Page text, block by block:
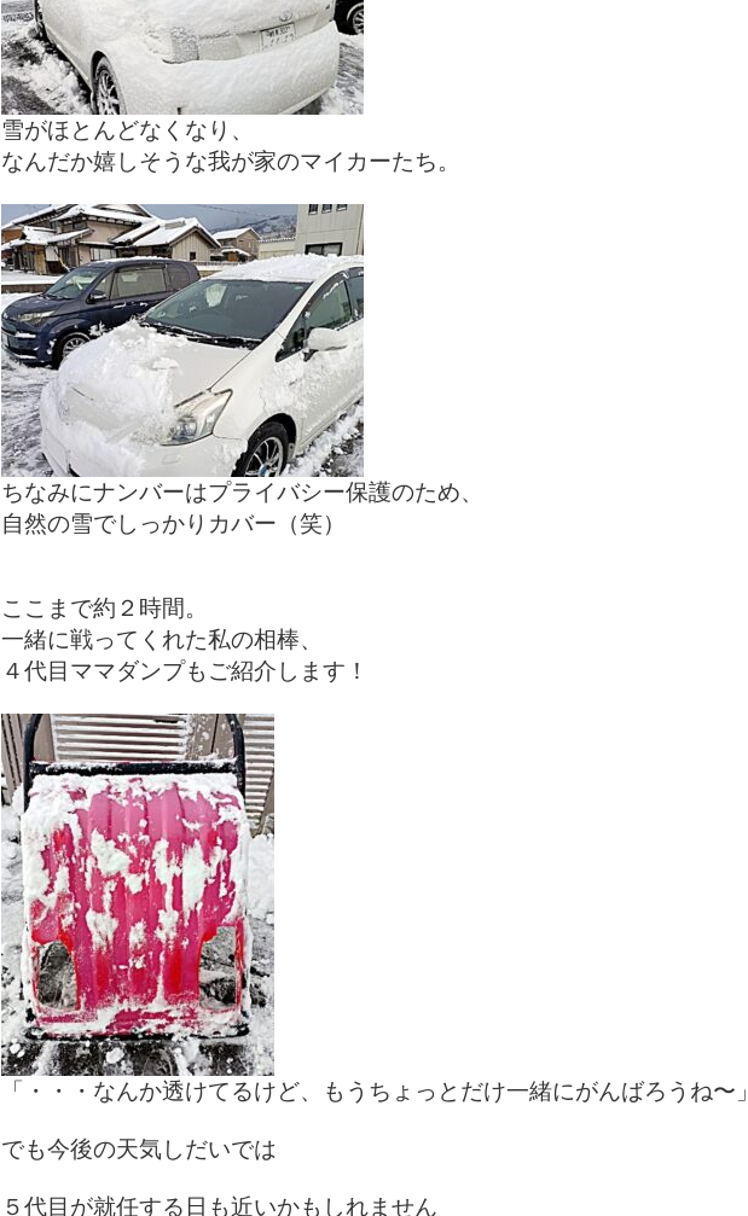
雪がほとんどなくなり、
なんだか嬉しそうな我が家のマイカーたち。
ちなみにナンバーはプライバシー保護のため、
自然の雪でしっかりカバー（笑）
ここまで約２時間。
一緒に戦ってくれた私の相棒、
４代目ママダンプもご紹介します！
「・・・なんか透けてるけど、もうちょっとだけ一緒にがんばろうね〜」
でも今後の天気しだいでは
５代目が就任する日も近いかもしれません